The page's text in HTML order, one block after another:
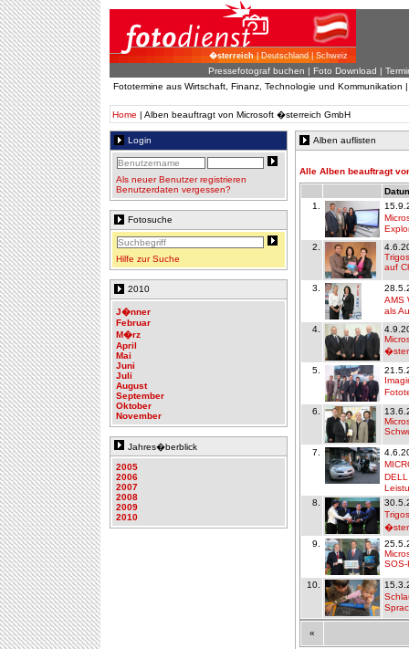
�sterreich| Deutschland | Schweiz
Pressefotograf buchen | Foto Download |
Fototermine aus Wirtschaft, Finanz, Technologie und Kommunikation
Home | Alben beauftragt von Microsoft �sterreich GmbH
Login
Als neuer Benutzer registrieren
Benutzerdaten vergessen?
Fotosuche
Hilfe zur Suche
2010
J�nner
Februar
M�rz
April
Mai
Juni
Juli
August
September
Oktober
November
Jahres�berblick
2005
2006
2007
2008
2009
2010
Alben auflisten
Alle Alben beauftragt
1.
2.
auf
3.
AMS
als
4.
5.
6.
7.
8.
9.
10.
«